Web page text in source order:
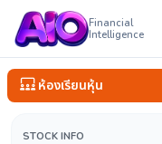
Financial
Intelligence
ห้องเรียนหุ้น
STOCK INFO